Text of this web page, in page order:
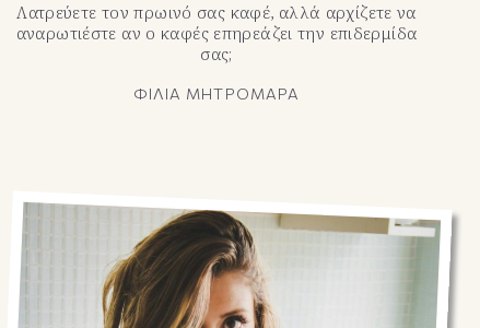
Λατρεύετε τον πρωινό σας καφέ, αλλά αρχίζετε να
αναρωτιέστε αν ο καφές επηρεάζει την επιδερμίδα
σας;
ΦΙΛΙΑ ΜΗΤΡΟΜΑΡΑ